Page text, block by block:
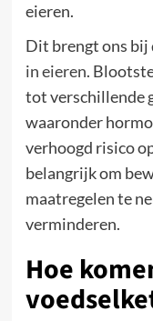
eieren.
Dit brengt ons bij
in eieren.
tot verschillende
waaronder
verhoogd risico
belangrijk om
maatregelen te
verminderen.
Hoe